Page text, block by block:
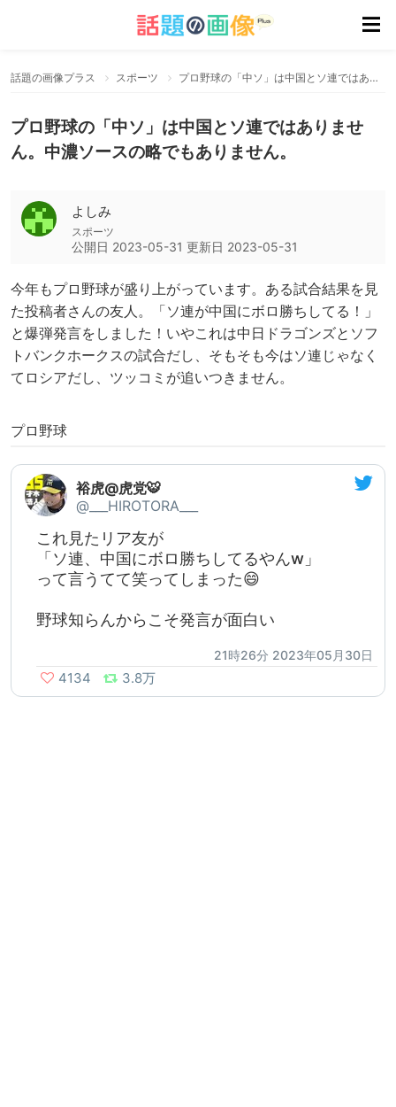
話題の画像プラス スポーツ プロ野球の「中ソ」は中国とソ連ではありません。中濃ソースの略でもありません。
プロ野球の「中ソ」は中国とソ連ではありませ
ん。中濃ソースの略でもありません。
よしみ
スポーツ
公開日 2023-05-31 更新日 2023-05-31
今年もプロ野球が盛り上がっています。ある試合結果を見
た投稿者さんの友人。「ソ連が中国にボロ勝ちしてる！」
と爆弾発言をしました！いやこれは中日ドラゴンズとソフ
トバンクホークスの試合だし、そもそも今はソ連じゃなく
てロシアだし、ツッコミが追いつきません。
プロ野球
裕虎@虎党🐯
@___HIROTORA___
これ見たリア友が
「ソ連、中国にボロ勝ちしてるやんw」
って言うてて笑ってしまった😄
野球知らんからこそ発言が面白い
21時26分 2023年05月30日
4134 3.8万